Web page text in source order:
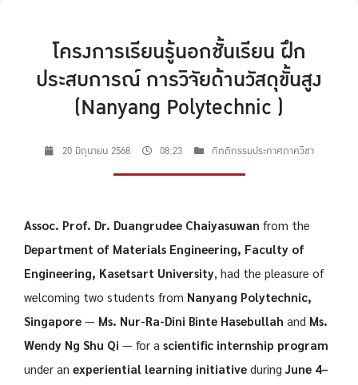
โครงการเรียนรู้นอกชั้นเรียน ฝึก
ประสบการณ์ การวิจัยด้านวัสดุขั้นสูง
(Nanyang Polytechnic )
20 มิถุนายน 2568 08:23 กิตติกรรมประกาศภาควิชา
Assoc. Prof. Dr. Duangrudee Chaiyasuwan from the
Department of Materials Engineering, Faculty of
Engineering, Kasetsart University, had the pleasure of
welcoming two students from Nanyang Polytechnic,
Singapore — Ms. Nur-Ra-Dini Binte Hasebullah and Ms.
Wendy Ng Shu Qi — for a scientific internship program
under an experiential learning initiative during June 4–